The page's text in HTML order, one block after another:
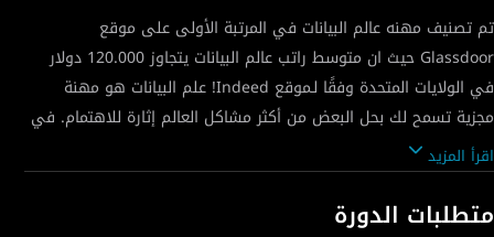
تم تصنيف مهنه عالم البيانات في المرتبة الأولى على موقع
Glassdoor حيث ان متوسط راتب عالم البيانات يتجاوز 120.000 دولار
في الولايات المتحدة وفقًا لـموقع Indeed! علم البيانات هو مهنة
مجزية تسمح لك بحل البعض من أكثر مشاكل العالم إثارة للاهتمام. في
هذه السلسلة المكونة من خمس دورات تدريبية مصممة لكي تتعلم
كيفية البرمجة باستخدام Python ، وكيفية إنشاء تصورات مذهلة
للبيانات ، وكيفية استخدام التعلم الآلي مع Python.
اقرأ المزيد
متطلبات الدورة